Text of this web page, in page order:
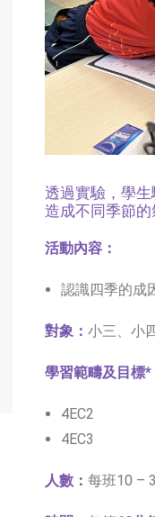
透過實驗，學
造成不同季節的
活動內容：
認識四季的成
對象： 小三、小
學習範疇及目標*
4EC2
4EC3
人數： 每班10 –